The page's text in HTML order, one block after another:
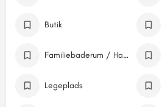
Butik
Familiebaderum / Handicapfaciliteter
Legeplads